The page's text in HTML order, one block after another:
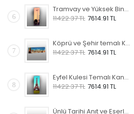
6
Tramvay ve Yüksek Bina Temalı Kanvas Saat
11422.37 TL 7614.91 TL
7
Köprü ve Şehir temalı Kanvas Saat
11422.37 TL 7614.91 TL
8
Eyfel Kulesi Temalı Kanvas Saat
11422.37 TL 7614.91 TL
Ünlü Tarihi Anıt ve Eserler Temalı Kanvas Saat